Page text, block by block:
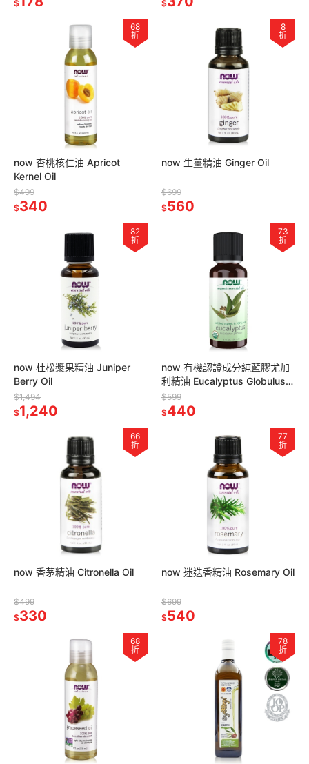
$ $
68
折
now 杏桃核仁油 Apricot
Kernel Oil
$499
$340
8
折
now 生薑精油 Ginger Oil
$699
$560
82
折
now 杜松漿果精油 Juniper
Berry Oil
$1,494
$1,240
73
折
now 有機認證成分純藍膠尤加
利精油 Eucalyptus Globulus
Oil, Organic
$599
$440
66
折
now 香茅精油 Citronella Oil
$499
$330
77
折
now 迷迭香精油 Rosemary Oil
$699
$540
68
折
78
折